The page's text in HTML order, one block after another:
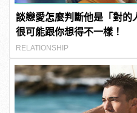
談戀愛怎麼判斷他是「對的
很可能跟你想得不一樣！
RELATIONSHIP